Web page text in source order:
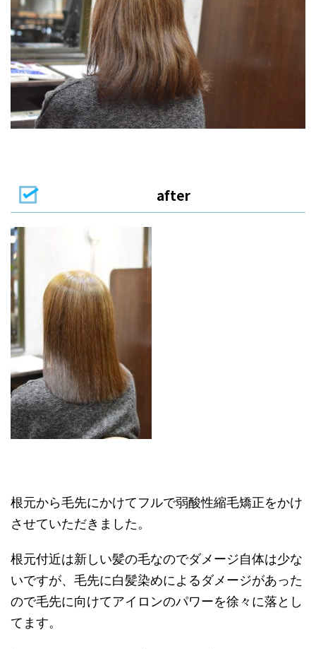
after
根元から毛先にかけてフルで弱酸性縮毛矯正をかけ
させていただきました。
根元付近は新しい髪の毛なのでダメージ自体は少な
いですが、毛先に白髪染めによるダメージがあった
ので毛先に向けてアイロンのパワーを徐々に落とし
てます。